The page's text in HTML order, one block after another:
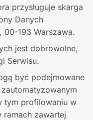
przysługuje skarga
Danych
00-193 Warszawa.
jest dobrowolne,
Serwisu.
być podejmowane
tym profilowaniu w
ramach zawartej